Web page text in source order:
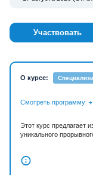
Участвовать
О курсе:
Смотреть программу
Этот курс предлагает
уникального